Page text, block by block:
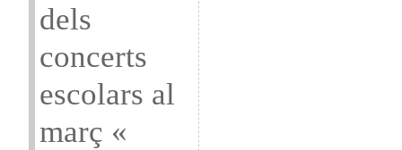
dels
concerts
escolars al
març «